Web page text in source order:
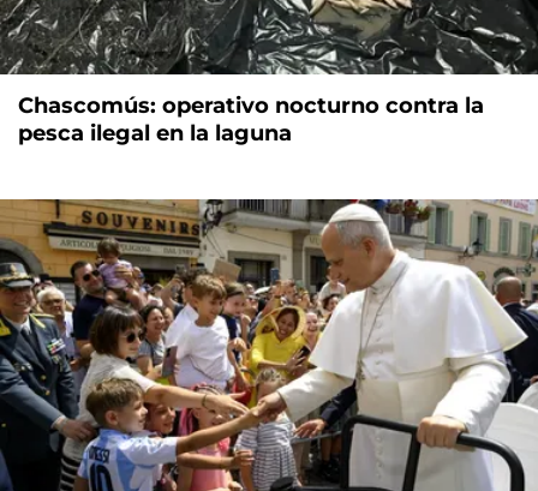
Chascomús: operativo nocturno contra la
pesca ilegal en la laguna